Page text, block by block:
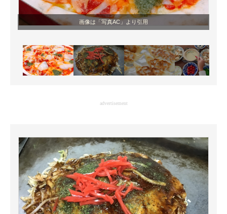
企業ITのトレンドを詳説
マーケ×ITの今がよく分かる
ITエンジニア向け専門サイト
製造業のIT導入・活用を支援
モノづくり技術者専門サイト
エレクトロニクス専門サイト
電子設計の基本と応用
画像は「写真AC」より引用
advertisement